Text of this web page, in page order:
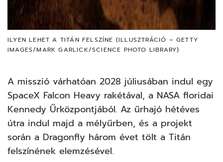
ILYEN LEHET A TITÁN FELSZÍNE (ILLUSZTRÁCIÓ – GETTY
IMAGES/MARK GARLICK/SCIENCE PHOTO LIBRARY)
A misszió várhatóan 2028 júliusában indul egy
SpaceX Falcon Heavy rakétával, a NASA floridai
Kennedy Űrközpontjából. Az űrhajó hétéves
útra indul majd a mélyűrben, és a projekt
során a Dragonfly három évet tölt a Titán
felszínének elemzésével.